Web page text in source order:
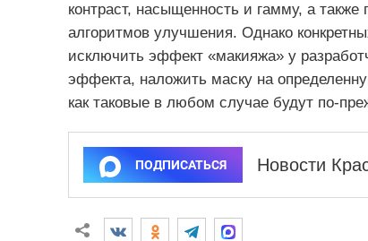
контраст, насыщенность и гамму, а
алгоритмов улучшения. Однако
исключить эффект «макияжа» у
эффекта, наложить маску на
как таковые в любом случае будут по-
ПОДПИСАТЬСЯ Новости